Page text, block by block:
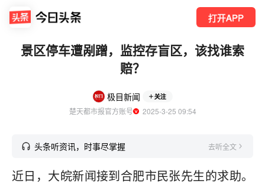
打开APP
景区停车遭剐蹭，监控存盲区，该找谁索
赔？
极目新闻 关注
楚天都市报官方账号
  2025-3-25 09:54
头条听资讯，时事尽掌握 去听全文
近日，大皖新闻接到合肥市民张先生的求助。